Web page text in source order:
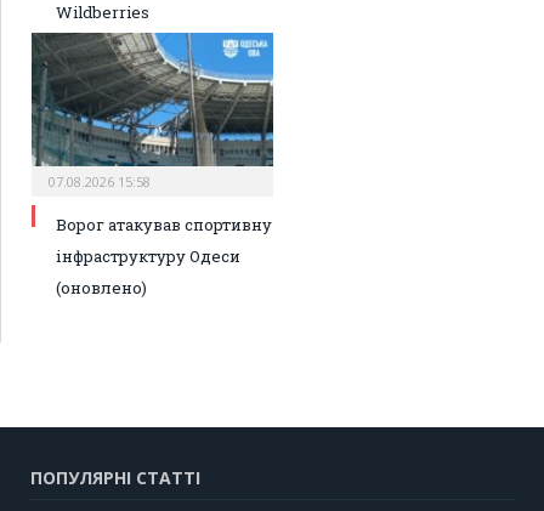
Wildberries
07.08.2026 15:58
Ворог атакував спортивну
інфраструктуру Одеси
(оновлено)
ПОПУЛЯРНІ СТАТТІ